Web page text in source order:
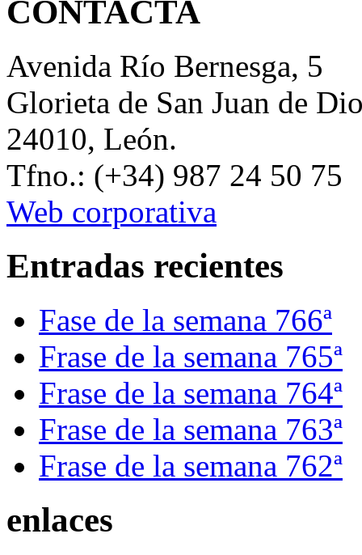
CONTACTA
Avenida Río Bernesga, 5
Glorieta de San Juan de
24010, León.
Tfno.: (+34) 987 24 50 75
Web corporativa
Entradas recientes
Fase de la semana 766ª
Frase de la semana 765ª
Frase de la semana 764ª
Frase de la semana 763ª
Frase de la semana 762ª
enlaces